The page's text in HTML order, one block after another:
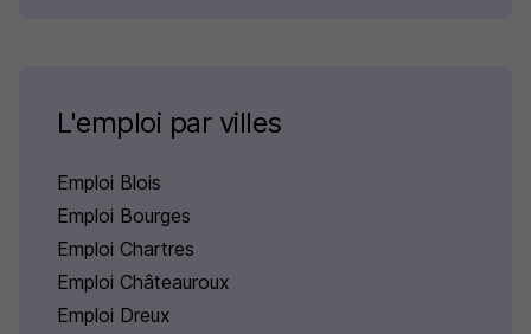
L'emploi par villes
Emploi Blois
Emploi Bourges
Emploi Chartres
Emploi Châteauroux
Emploi Dreux